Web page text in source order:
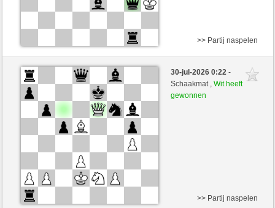
Zwart
Carediarrea (1375)
Wit
Mike88 (1273)
Speelduur: 5 minutes/side + 5 seconds/move
>> Partij naspelen
30-jul-2026 0:22-
Schaakmat ,Wit heeft
gewonnen
>> Partij naspelen